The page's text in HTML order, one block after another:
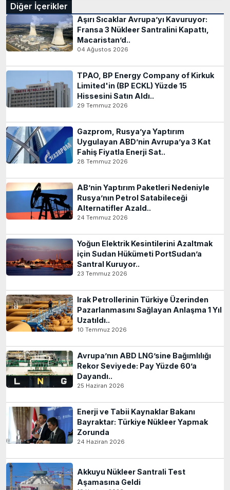
Diğer İçerikler
Aşırı Sıcaklar Avrupa’yı Kavuruyor:
Fransa 3 Nükleer Santralini Kapattı,
Macaristan’d..
04 Ağustos 2026
TPAO, BP Energy Company of Kirkuk
Limited'in (BP ECKL) Yüzde 15
Hissesini Satın Aldı..
29 Temmuz 2026
Gazprom, Rusya’ya Yaptırım
Uygulayan ABD’nin Avrupa’ya 3 Kat
Fahiş Fiyatla Enerji Sat..
28 Temmuz 2026
AB’nin Yaptırım Paketleri Nedeniyle
Rusya’nın Petrol Satabileceği
Alternatifler Azald..
24 Temmuz 2026
Yoğun Elektrik Kesintilerini Azaltmak
için Sudan Hükümeti PortSudan’a
Santral Kuruyor..
23 Temmuz 2026
Irak Petrollerinin Türkiye Üzerinden
Pazarlanmasını Sağlayan Anlaşma 1 Yıl
Uzatıldı..
10 Temmuz 2026
Avrupa’nın ABD LNG’sine Bağımlılığı
Rekor Seviyede: Pay Yüzde 60’a
Dayandı..
25 Haziran 2026
Enerji ve Tabii Kaynaklar Bakanı
Bayraktar: Türkiye Nükleer Yapmak
Zorunda
24 Haziran 2026
Akkuyu Nükleer Santrali Test
Aşamasına Geldi